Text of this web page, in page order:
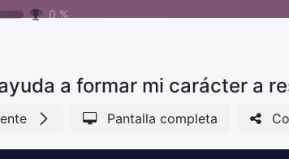
0 %
Pantalla completa